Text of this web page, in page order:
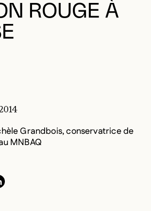
ROUGE À
Grandbois, conservatrice de
MNBAQ
DANS LE PRESSE-PAPIERS
PAR COURRIEL
SURSUR